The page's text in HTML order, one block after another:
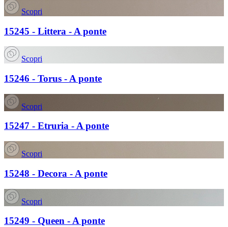
Scopri
15245 - Littera - A ponte
Scopri
15246 - Torus - A ponte
Scopri
15247 - Etruria - A ponte
Scopri
15248 - Decora - A ponte
Scopri
15249 - Queen - A ponte